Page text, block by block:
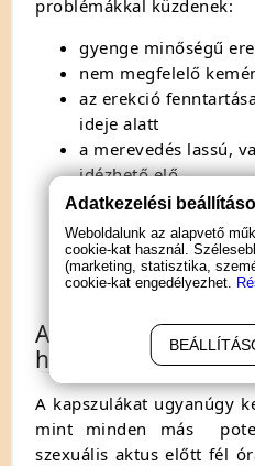
problémákkal küzdenek:
gyenge minőségű
nem megfelelő
az erekció
ideje alatt
a merevedés lassú,
idézhető elő
fiataloknak, akik
hosszabb és
csökkent szexuális
esetleg korai
Az Illusion
használata
A kapszulákat ugyanúgy
mint minden más
szexuális aktus előtt fél
Adatkezelési
Weboldalunk az alapvető
cookie-kat használ.
(marketing, statisztika,
cookie-kat engedélyezhet.